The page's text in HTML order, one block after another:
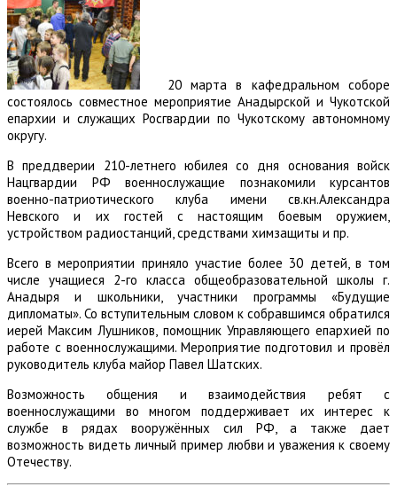
20 марта в кафедральном соборе
состоялось совместное мероприятие Анадырской и Чукотской
епархии и служащих Росгвардии по Чукотскому автономному
округу.
В преддверии 210-летнего юбилея со дня основания войск
Нацгвардии РФ военнослужащие познакомили курсантов
военно-патриотического клуба имени св.кн.Александра
Невского и их гостей с настоящим боевым оружием,
устройством радиостанций, средствами химзащиты и пр.
Всего в мероприятии приняло участие более 30 детей, в том
числе учащиеся 2-го класса общеобразовательной школы г.
Анадыря и школьники, участники программы «Будущие
дипломаты». Со вступительным словом к собравшимся обратился
иерей Максим Лушников, помощник Управляющего епархией по
работе с военнослужащими. Мероприятие подготовил и провёл
руководитель клуба майор Павел Шатских.
Возможность общения и взаимодействия ребят с
военнослужащими во многом поддерживает их интерес к
службе в рядах вооружённых сил РФ, а также дает
возможность видеть личный пример любви и уважения к своему
Отечеству.